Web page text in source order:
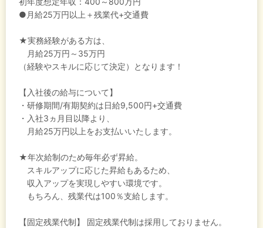
●月給25万円以上＋残業代+交通費
★実務経験がある方は、
月給25万円～35万円
（経験やスキルに応じて決定）となります！
【入社後の給与について】
・研修期間/有期契約は日給9,500円+交通費
・入社3ヵ月目以降より、
月給25万円以上をお支払いいたします。
★年次給制のため毎年必ず昇給。
スキルアップに応じた昇給もあるため、
収入アップを実現しやすい環境です。
もちろん、残業代は100％支給します。
【固定残業代制】
固定残業代制は採用しておりません。